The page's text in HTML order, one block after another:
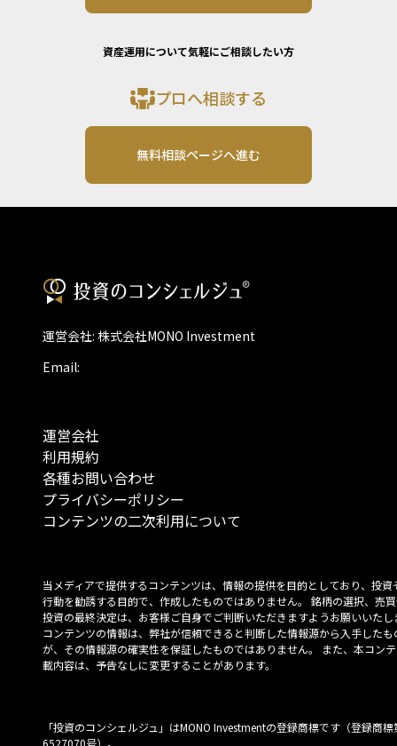
資産運用について気軽にご相談したい方
プロへ相談する
無料相談ページへ進む
運営会社: 株式会社MONO Investment
Email:
運営会社
利用規約
各種お問い合わせ
プライバシーポリシー
コンテンツの二次利用について
当メディアで提供するコンテンツは、情報の提供を目的としており、投資
行動を勧誘する目的で、作成したものではありません。 銘柄の選択、売
投資の最終決定は、お客様ご自身でご判断いただきますようお願いいたし
コンテンツの情報は、弊社が信頼できると判断した情報源から入手したも
が、その情報源の確実性を保証したものではありません。 また、本コン
載内容は、予告なしに変更することがあります。
「投資のコンシェルジュ」はMONO Investmentの登録商標です（登録商標
6527070号）。